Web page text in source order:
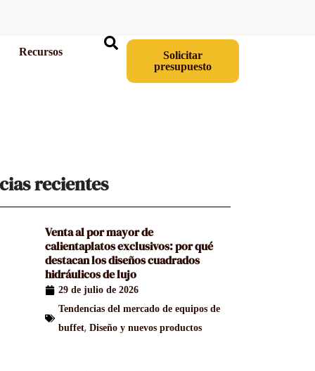
Recursos
Solicitar
presupuesto
recientes
Venta al por mayor de
calientaplatos exclusivos: por qué
destacan los diseños cuadrados
hidráulicos de lujo
29 de julio de 2026
Tendencias del mercado de equipos de
buffet,Diseño y nuevos productos